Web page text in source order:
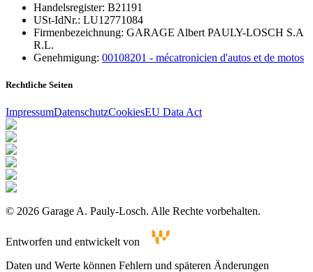
Handelsregister: B21191
USt-IdNr.: LU12771084
Firmenbezeichnung: GARAGE Albert PAULY-LOSCH S.A
R.L.
Genehmigung: 00108201 - mécatronicien d'autos et de motos
Rechtliche Seiten
ImpressumDatenschutzCookiesEU Data Act
© 2026 Garage A. Pauly-Losch. Alle Rechte vorbehalten.
Entworfen und entwickelt von
Daten und Werte können Fehlern und späteren Änderungen